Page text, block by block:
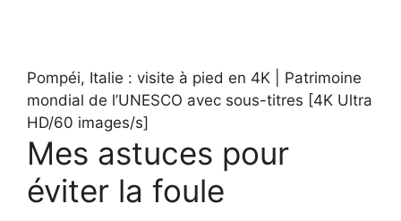
Pompéi, Italie : visite à pied en 4K | Patrimoine
mondial de l’UNESCO avec sous-titres [4K Ultra
HD/60 images/s]
Mes astuces pour
éviter la foule